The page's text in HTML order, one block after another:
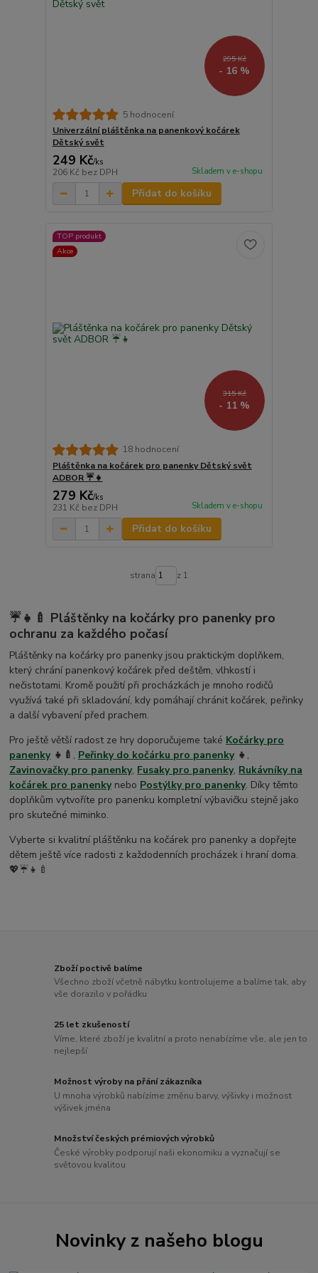
295 Kč
- 16 %
5 hodnocení
Univerzální pláštěnka na panenkový kočárek
Dětský svět
249 Kč/ks
206 Kč bez DPH Skladem v e-shopu
Přidat do košíku
TOP produkt
Akce
315 Kč
- 11 %
18 hodnocení
Pláštěnka na kočárek pro panenky Dětský svět
ADBOR ☔👧
279 Kč/ks
231 Kč bez DPH Skladem v e-shopu
Přidat do košíku
strana z 1
☔👧🍼 Pláštěnky na kočárky pro panenky pro
ochranu za každého počasí
Pláštěnky na kočárky pro panenky jsou praktickým doplňkem,
který chrání panenkový kočárek před deštěm, vlhkostí i
nečistotami. Kromě použití při procházkách je mnoho rodičů
využívá také při skladování, kdy pomáhají chránit kočárek, peřinky
a další vybavení před prachem.
Pro ještě větší radost ze hry doporučujeme také Kočárky pro
panenky👧🍼 , Peřinky do kočárku pro panenky👧 ,
Zavinovačky pro panenky, Fusaky pro panenky, Rukávníky na
kočárek pro panenkynebo Postýlky pro panenky. Díky těmto
doplňkům vytvoříte pro panenku kompletní výbavičku stejně jako
pro skutečné miminko.
Vyberte si kvalitní pláštěnku na kočárek pro panenky a dopřejte
dětem ještě více radosti z každodenních procházek i hraní doma.
💖☔👧🍼
Zboží poctivě balíme
Všechno zboží včetně nábytku kontrolujeme a balíme tak, aby
vše dorazilo v pořádku
25 let zkušeností
Víme, které zboží je kvalitní a proto nenabízíme vše, ale jen to
nejlepší
Možnost výroby na přání zákazníka
U mnoha výrobků nabízíme změnu barvy, výšivky i možnost
výšivek jména
Množství českých prémiových výrobků
České výrobky podporují naši ekonomiku a vyznačují se
světovou kvalitou
Novinky z našeho blogu